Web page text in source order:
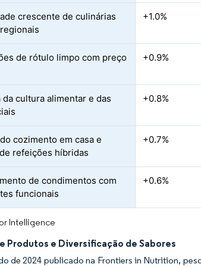
crescente de culinárias
+1.0%
de rótulo limpo com preço
+0.9%
da cultura alimentar e das
+0.8%
cozimento em casa e
refeições híbridas
+0.7%
de condimentos com
funcionais
+0.6%
Intelligence
Produtos e Diversificação de Sabores
de 2024 publicado na Frontiers in Nutrition,